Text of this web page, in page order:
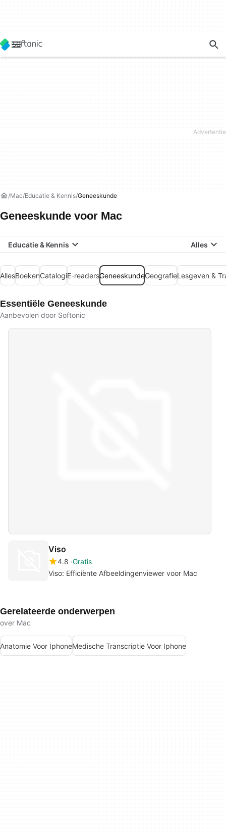
Mac Educatie & Kennis Geneeskunde
Geneeskunde voor Mac
Educatie & Kennis Alles
AllesBoekenCatalogiE-readersGeneeskundeGeografieLesgeven &
Essentiële Geneeskunde
Aanbevolen door Softonic
Viso
4.8 Gratis
Viso: Efficiënte Afbeeldingenviewer voor Mac
Gerelateerde onderwerpen
over Mac
Anatomie Voor IphoneMedische Transcriptie Voor Iphone